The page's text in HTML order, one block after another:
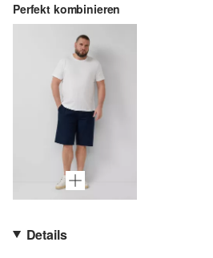
Perfekt kombinieren
Details